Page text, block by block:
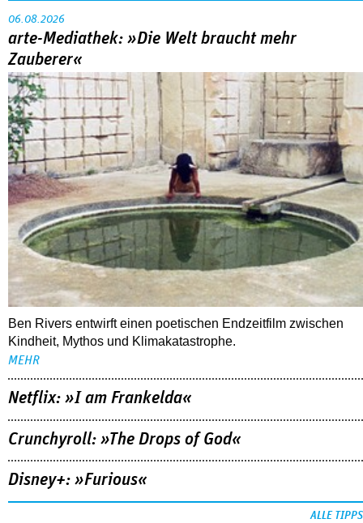
Ben Rivers entwirft einen poetischen Endzeitfilm zwischen
Kindheit, Mythos und Klimakatastrophe.
MEHR
Netflix: »I am Frankelda«
Crunchyroll: »The Drops of God«
Disney+: »Furious«
FOLLOW US
youtube